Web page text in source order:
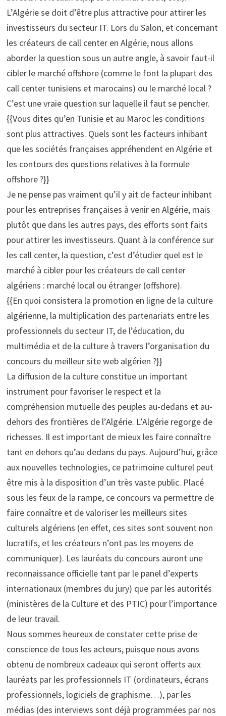
L’Algérie se doit d’être plus attractive pour attirer les
investisseurs du secteur IT. Lors du Salon, et concernant
les créateurs de call center en Algérie, nous allons
aborder la question sous un autre angle, à savoir faut-il
cibler le marché offshore (comme le font la plupart des
call center tunisiens et marocains) ou le marché local ?
C’est une vraie question sur laquelle il faut se pencher.
{{Vous dites qu’en Tunisie et au Maroc les conditions
sont plus attractives. Quels sont les facteurs inhibant
que les sociétés françaises appréhendent en Algérie et
les contours des questions relatives à la formule
offshore ?}}
Je ne pense pas vraiment qu’il y ait de facteur inhibant
pour les entreprises françaises à venir en Algérie, mais
plutôt que dans les autres pays, des efforts sont faits
pour attirer les investisseurs. Quant à la conférence sur
les call center, la question, c’est d’étudier quel est le
marché à cibler pour les créateurs de call center
algériens : marché local ou étranger (offshore).
{{En quoi consistera la promotion en ligne de la culture
algérienne, la multiplication des partenariats entre les
professionnels du secteur IT, de l’éducation, du
multimédia et de la culture à travers l’organisation du
concours du meilleur site web algérien ?}}
La diffusion de la culture constitue un important
instrument pour favoriser le respect et la
compréhension mutuelle des peuples au-dedans et au-
dehors des frontières de l’Algérie. L’Algérie regorge de
richesses. Il est important de mieux les faire connaître
tant en dehors qu’au dedans du pays. Aujourd’hui, grâce
aux nouvelles technologies, ce patrimoine culturel peut
être mis à la disposition d’un très vaste public. Placé
sous les feux de la rampe, ce concours va permettre de
faire connaître et de valoriser les meilleurs sites
culturels algériens (en effet, ces sites sont souvent non
lucratifs, et les créateurs n’ont pas les moyens de
communiquer). Les lauréats du concours auront une
reconnaissance officielle tant par le panel d’experts
internationaux (membres du jury) que par les autorités
(ministères de la Culture et des PTIC) pour l’importance
de leur travail.
Nous sommes heureux de constater cette prise de
conscience de tous les acteurs, puisque nous avons
obtenu de nombreux cadeaux qui seront offerts aux
lauréats par les professionnels IT (ordinateurs, écrans
professionnels, logiciels de graphisme…), par les
médias (des interviews sont déjà programmées par nos